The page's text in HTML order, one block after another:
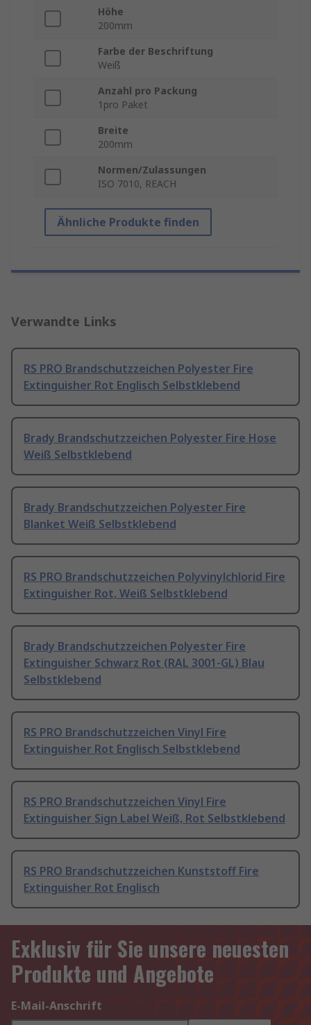
Höhe
200mm
Farbe der Beschriftung
Weiß
Anzahl pro Packung
1pro Paket
Breite
200mm
Normen/Zulassungen
ISO 7010, REACH
Ähnliche Produkte finden
Verwandte Links
RS PRO Brandschutzzeichen Polyester Fire
Extinguisher Rot Englisch Selbstklebend
Brady Brandschutzzeichen Polyester Fire Hose
Weiß Selbstklebend
Brady Brandschutzzeichen Polyester Fire
Blanket Weiß Selbstklebend
RS PRO Brandschutzzeichen Polyvinylchlorid Fire
Extinguisher Rot, Weiß Selbstklebend
Brady Brandschutzzeichen Polyester Fire
Extinguisher Schwarz Rot (RAL 3001-GL) Blau
Selbstklebend
RS PRO Brandschutzzeichen Vinyl Fire
Extinguisher Rot Englisch Selbstklebend
RS PRO Brandschutzzeichen Vinyl Fire
Extinguisher Sign Label Weiß, Rot Selbstklebend
RS PRO Brandschutzzeichen Kunststoff Fire
Extinguisher Rot Englisch
Exklusiv für Sie unsere neuesten
Produkte und Angebote
E-Mail-Anschrift